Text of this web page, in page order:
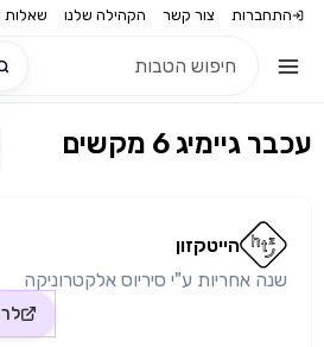
התחברות צור קשר הקהילה שלנו שאלות
עכבר גיימיג 6 מקשים
הייטקזון
שנה אחריות ע"י סיריוס אלקטרוניקה